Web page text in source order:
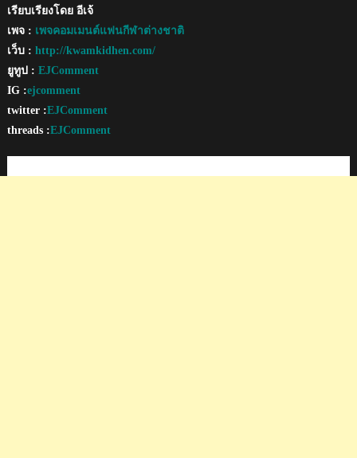
เรียบเรียงโดย อีเจ้
เพจ : เพจคอมเมนต์แฟนกีฬาต่างชาติ
เว็บ : http://kwamkidhen.com/
ยูทูป : EJComment
IG :ejcomment
twitter :EJComment
threads :EJComment